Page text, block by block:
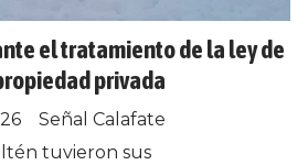
el tratamiento de la ley de
privada
Señal Calafate
tuvieron sus